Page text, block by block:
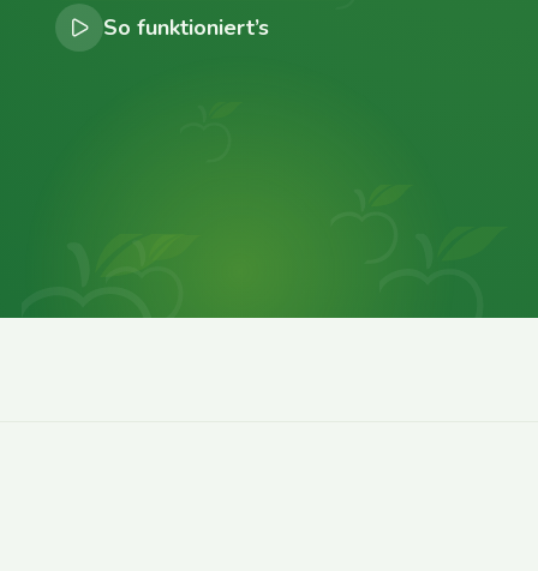
So funktioniert’s